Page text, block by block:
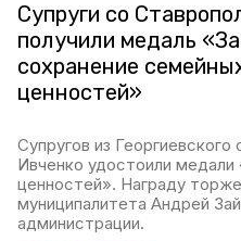
Супруги со
получили медаль «За
сохранение
ценностей»
Супругов из
Ивченко удостоили
ценностей». Награду
муниципалитета Андрей
администрации.